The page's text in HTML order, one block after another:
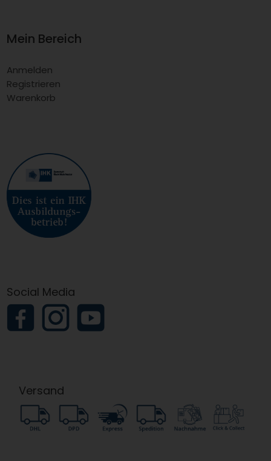
Mein Bereich
Anmelden
Registrieren
Warenkorb
Social Media
Versand